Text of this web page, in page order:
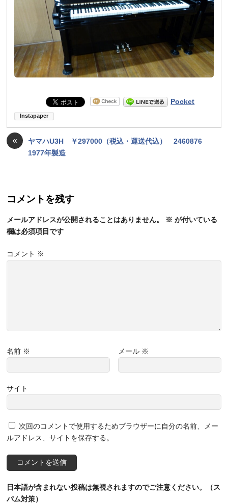
Pocket
«
ヤマハU3H ￥297000（税込・運送代込） 2460876
1977年製造
コメントを残す
メールアドレスが公開されることはありません。 ※ が付いている
欄は必須項目です
コメント ※
名前 ※ メール ※
サイト
次回のコメントで使用するためブラウザーに自分の名前、メー
ルアドレス、サイトを保存する。
日本語が含まれない投稿は無視されますのでご注意ください。（ス
パム対策）